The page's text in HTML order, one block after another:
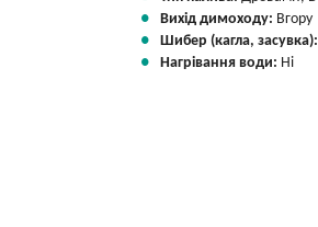
Вихід димоходу: Вгору
Шибер (кагла,
Нагрівання води: Ні